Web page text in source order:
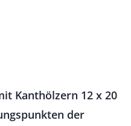
Kanthölzern 12 x 20
der